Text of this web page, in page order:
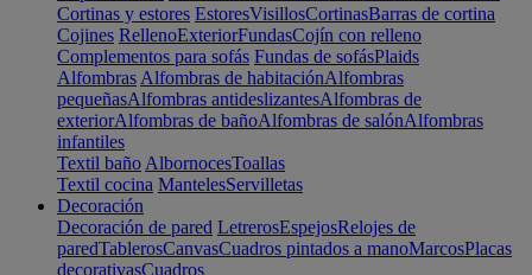
Cortinas y estores EstoresVisillosCortinasBarras de cortina
Cojines RellenoExteriorFundasCojín con relleno
Complementos para sofás Fundas de sofásPlaids
Alfombras Alfombras de habitaciónAlfombras
pequeñasAlfombras antideslizantesAlfombras de
exteriorAlfombras de bañoAlfombras de salónAlfombras
infantiles
Textil baño AlbornocesToallas
Textil cocina MantelesServilletas
Decoración
Decoración de pared LetrerosEspejosRelojes de
paredTablerosCanvasCuadros pintados a manoMarcosPlacas
decorativasCuadros